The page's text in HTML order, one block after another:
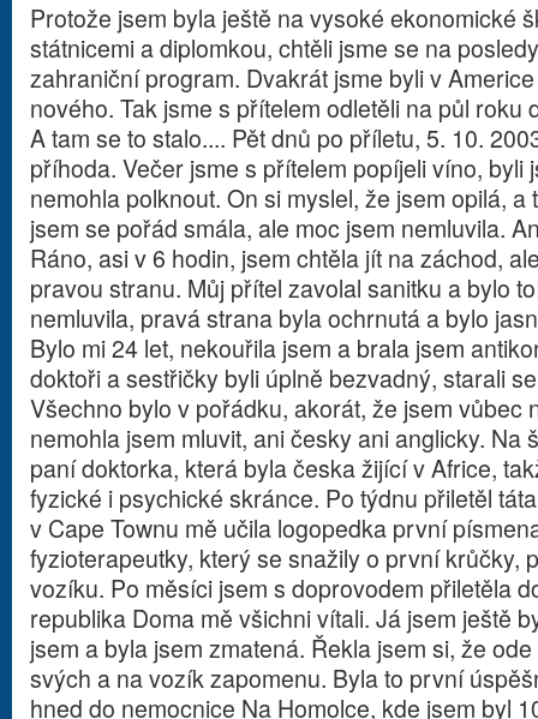
Protože jsem byla ještě na vysoké ekonomické
státnicemi a diplomkou, chtěli jsme se na
zahraniční program. Dvakrát jsme byli v
nového. Tak jsme s přítelem odletěli na půl roku
A tam se to stalo.... Pět dnů po příletu, 5. 10.
příhoda. Večer jsme s přítelem popíjeli víno, byli
nemohla polknout. On si myslel, že jsem opilá,
jsem se pořád smála, ale moc jsem nemluvila.
Ráno, asi v 6 hodin, jsem chtěla jít na záchod,
pravou stranu. Můj přítel zavolal sanitku a bylo
nemluvila, pravá strana byla ochrnutá a bylo
Bylo mi 24 let, nekouřila jsem a brala jsem
doktoři a sestřičky byli úplně bezvadný, starali
Všechno bylo v pořádku, akorát, že jsem vůbec
nemohla jsem mluvit, ani česky ani anglicky. Na
paní doktorka, která byla česka žijící v Africe,
fyzické i psychické skránce. Po týdnu přiletěl
v Cape Townu mě učila logopedka první
fyzioterapeutky, který se snažily o první krůčky,
vozíku. Po měsíci jsem s doprovodem přiletěla
republika Doma mě všichni vítali. Já jsem ještě
jsem a byla jsem zmatená. Řekla jsem si, že
svých a na vozík zapomenu. Byla to první
hned do nemocnice Na Homolce, kde jsem byl